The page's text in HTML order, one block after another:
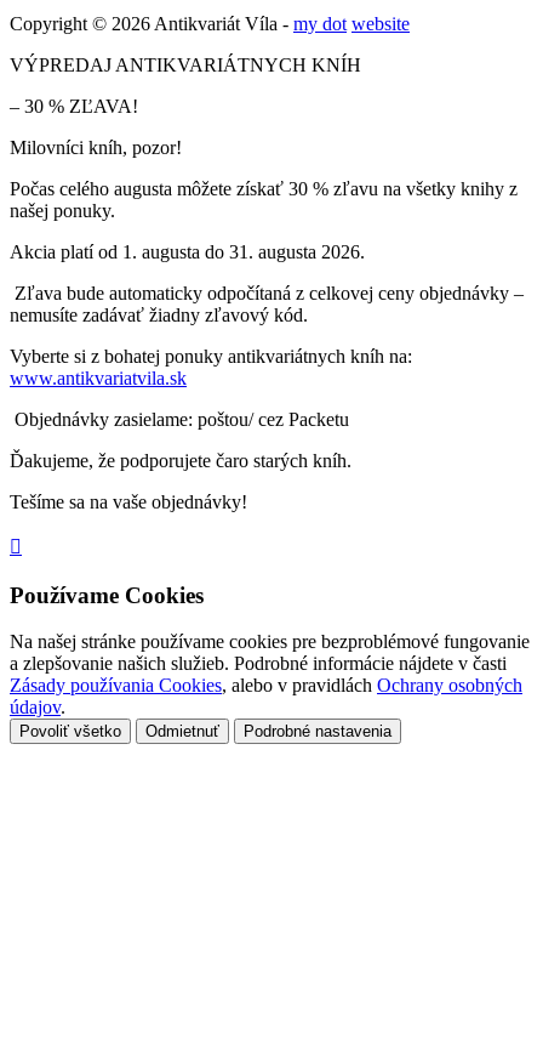
Copyright © 2026 Antikvariát Víla - my dot website
VÝPREDAJ ANTIKVARIÁTNYCH KNÍH
– 30 % ZĽAVA!
Milovníci kníh, pozor!
Počas celého augusta môžete získať 30 % zľavu na všetky knihy z
našej ponuky.
Akcia platí od 1. augusta do 31. augusta 2026.
Zľava bude automaticky odpočítaná z celkovej ceny objednávky –
nemusíte zadávať žiadny zľavový kód.
Vyberte si z bohatej ponuky antikvariátnych kníh na:
www.antikvariatvila.sk
Objednávky zasielame: poštou/ cez Packetu
Ďakujeme, že podporujete čaro starých kníh.
Tešíme sa na vaše objednávky!

Používame Cookies
Na našej stránke používame cookies pre bezproblémové fungovanie
a zlepšovanie našich služieb. Podrobné informácie nájdete v časti
Zásady používania Cookies, alebo v pravidlách Ochrany osobných
údajov.
Povoliť všetko Odmietnuť Podrobné nastavenia